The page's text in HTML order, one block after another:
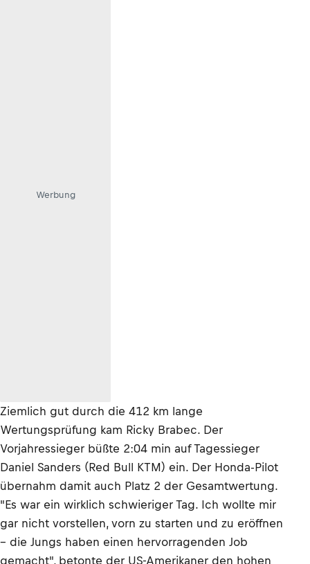
Werbung
Ziemlich gut durch die 412 km lange
Wertungsprüfung kam Ricky Brabec. Der
Vorjahressieger büßte 2:04 min auf Tagessieger
Daniel Sanders (Red Bull KTM) ein. Der Honda-Pilot
übernahm damit auch Platz 2 der Gesamtwertung.
"Es war ein wirklich schwieriger Tag. Ich wollte mir
gar nicht vorstellen, vorn zu starten und zu eröffnen
– die Jungs haben einen hervorragenden Job
gemacht", betonte der US-Amerikaner den hohen